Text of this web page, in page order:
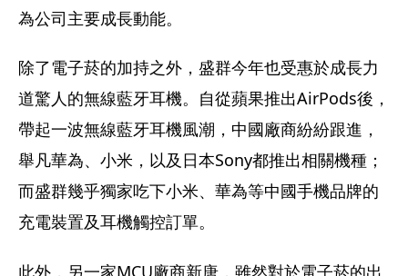
為公司主要成長動能。
除了電子菸的加持之外，盛群今年也受惠於成長力
道驚人的無線藍牙耳機。自從蘋果推出AirPods後，
帶起一波無線藍牙耳機風潮，中國廠商紛紛跟進，
舉凡華為、小米，以及日本Sony都推出相關機種；
而盛群幾乎獨家吃下小米、華為等中國手機品牌的
充電裝置及耳機觸控訂單。
此外，另一家MCU廠商新唐，雖然對於電子菸的出